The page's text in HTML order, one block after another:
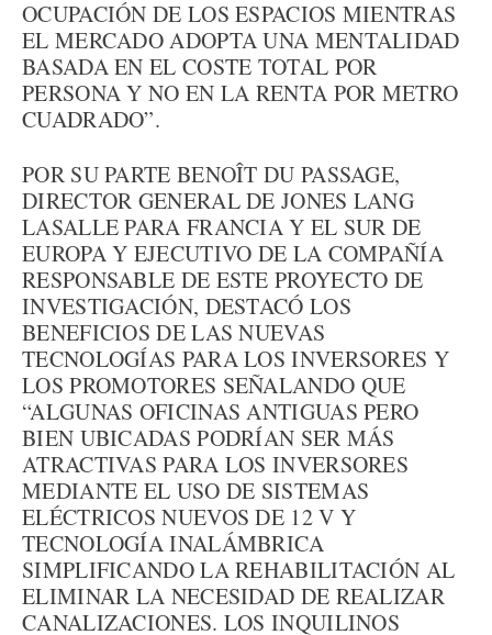
OCUPACIÓN DE LOS ESPACIOS MIENTRAS
EL MERCADO ADOPTA UNA MENTALIDAD
BASADA EN EL COSTE TOTAL POR
PERSONA Y NO EN LA RENTA POR METRO
CUADRADO”.
POR SU PARTE BENOÎT DU PASSAGE,
DIRECTOR GENERAL DE JONES LANG
LASALLE PARA FRANCIA Y EL SUR DE
EUROPA Y EJECUTIVO DE LA COMPAÑÍA
RESPONSABLE DE ESTE PROYECTO DE
INVESTIGACIÓN, DESTACÓ LOS
BENEFICIOS DE LAS NUEVAS
TECNOLOGÍAS PARA LOS INVERSORES Y
LOS PROMOTORES SEÑALANDO QUE
“ALGUNAS OFICINAS ANTIGUAS PERO
BIEN UBICADAS PODRÍAN SER MÁS
ATRACTIVAS PARA LOS INVERSORES
MEDIANTE EL USO DE SISTEMAS
ELÉCTRICOS NUEVOS DE 12 V Y
TECNOLOGÍA INALÁMBRICA
SIMPLIFICANDO LA REHABILITACIÓN AL
ELIMINAR LA NECESIDAD DE REALIZAR
CANALIZACIONES. LOS INQUILINOS